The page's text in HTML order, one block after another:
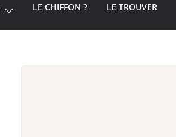
LE CHIFFON ? LE TROUVER